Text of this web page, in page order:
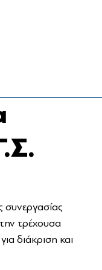
συνεργασίας
τρέχουσα
διάκριση και